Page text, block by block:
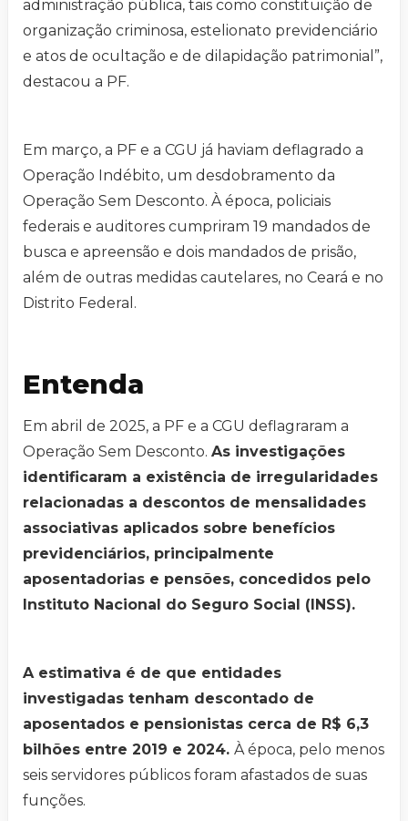
administração pública, tais como constituição de
organização criminosa, estelionato previdenciário
e atos de ocultação e de dilapidação patrimonial”,
destacou a PF.
Em março, a PF e a CGU já haviam deflagrado a
Operação Indébito, um desdobramento da
Operação Sem Desconto. À época, policiais
federais e auditores cumpriram 19 mandados de
busca e apreensão e dois mandados de prisão,
além de outras medidas cautelares, no Ceará e no
Distrito Federal.
Entenda
Em abril de 2025, a PF e a CGU deflagraram a
Operação Sem Desconto. As investigações
identificaram a existência de irregularidades
relacionadas a descontos de mensalidades
associativas aplicados sobre benefícios
previdenciários, principalmente
aposentadorias e pensões, concedidos pelo
Instituto Nacional do Seguro Social (INSS).
A estimativa é de que entidades
investigadas tenham descontado de
aposentados e pensionistas cerca de R$ 6,3
bilhões entre 2019 e 2024. À época, pelo menos
seis servidores públicos foram afastados de suas
funções.